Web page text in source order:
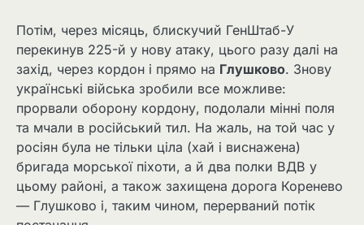
Потім, через місяць, блискучий ГенШтаб-У
перекинув 225-й у нову атаку, цього разу далі на
захід, через кордон і прямо на Глушково. Знову
українські війська зробили все можливе:
прорвали оборону кордону, подолали мінні поля
та мчали в російський тил. На жаль, на той час у
росіян була не тільки ціла (хай і виснажена)
бригада морської піхоти, а й два полки ВДВ у
цьому районі, а також захищена дорога Коренево
— Глушково і, таким чином, перерваний потік